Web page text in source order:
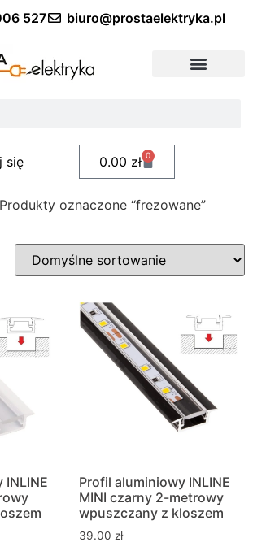
527 biuro@prostaelektryka.pl
się 0.00 zł 0
oznaczone “frezowane”
Profil aluminiowy INLINE
MINI czarny 2-metrowy
wpuszczany z kloszem
39.00 zł